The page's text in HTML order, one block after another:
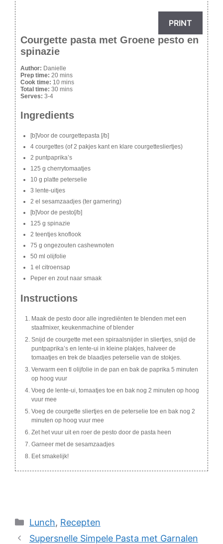
PRINT
Courgette pasta met Groene pesto en
spinazie
Author: Danielle
Prep time: 20 mins
Cook time: 10 mins
Total time: 30 mins
Serves: 3-4
Ingredients
[b]Voor de courgettepasta [/b]
4 courgettes (of 2 pakjes kant en klare courgettesliertjes)
2 puntpaprika’s
125 g cherrytomaatjes
10 g platte peterselie
3 lente-uitjes
2 el sesamzaadjes (ter garnering)
[b]Voor de pesto[/b]
125 g spinazie
2 teentjes knoflook
75 g ongezouten cashewnoten
50 ml olijfolie
1 el citroensap
Peper en zout naar smaak
Instructions
Maak de pesto door alle ingrediënten te blenden met een
staafmixer, keukenmachine of blender
Snijd de courgette met een spiraalsnijder in sliertjes, snijd de
puntpaprika’s en lente-ui in kleine plakjes, halveer de
tomaatjes en trek de blaadjes peterselie van de stokjes.
Verwarm een tl olijfolie in de pan en bak de paprika 5 minuten
op hoog vuur
Voeg de lente-ui, tomaatjes toe en bak nog 2 minuten op hoog
vuur mee
Voeg de courgette sliertjes en de peterselie toe en bak nog 2
minuten op hoog vuur mee
Zet het vuur uit en roer de pesto door de pasta heen
Garneer met de sesamzaadjes
Eet smakelijk!
Categories
Lunch, Recepten
Supersnelle Simpele Pasta met Garnalen